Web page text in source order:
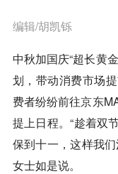
编辑/胡凯铄
中秋加国庆“超长黄
划，带动消费市场
费者纷纷前往京东
提上日程。“趁着双
保到十一，这样我
女士如是说。